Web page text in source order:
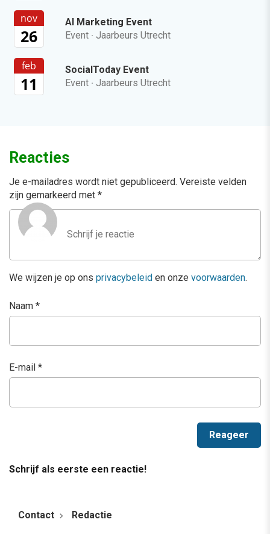
nov
26
AI Marketing Event
Event · Jaarbeurs Utrecht
feb
11
SocialToday Event
Event · Jaarbeurs Utrecht
Reacties
Je e-mailadres wordt niet gepubliceerd. Vereiste velden
zijn gemarkeerd met *
We wijzen je op ons privacybeleid en onze voorwaarden.
Naam *
E-mail *
Schrijf als eerste een reactie!
Contact Redactie